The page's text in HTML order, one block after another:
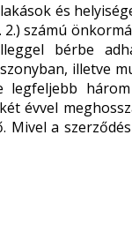
és
számú
bérbe
illetve
legfeljebb
évvel
Mivel a